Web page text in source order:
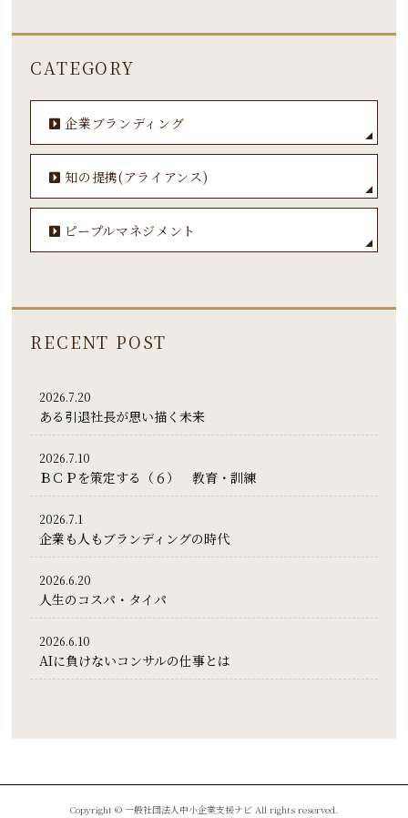
CATEGORY
企業ブランディング
知の提携(アライアンス)
ピープルマネジメント
RECENT POST
2026.7.20
ある引退社長が思い描く未来
2026.7.10
ＢＣＰを策定する（６） 教育・訓練
2026.7.1
企業も人もブランディングの時代
2026.6.20
人生のコスパ・タイパ
2026.6.10
AIに負けないコンサルの仕事とは
Copyright © 一般社団法人中小企業支援ナビ All rights reserved.